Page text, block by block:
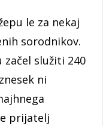
le za nekaj
sorodnikov.
začel služiti 240
ni
prijatelj